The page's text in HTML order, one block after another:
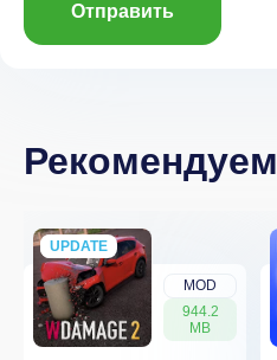
Отправить
Рекомендуем
MOD
944.2
MB
UPDATE
NEW